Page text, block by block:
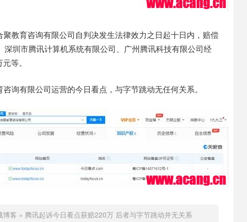
教育咨询有限公司自判决发生法律效力之日起十日内，赔偿
深圳市腾讯计算机系统有限公司、广州腾讯科技有限公司经
等。
询有限公司运营的今日看点，与字节跳动无任何关系。
博客 » 腾讯起诉今日看点获赔220万 后者与字节跳动并无关系